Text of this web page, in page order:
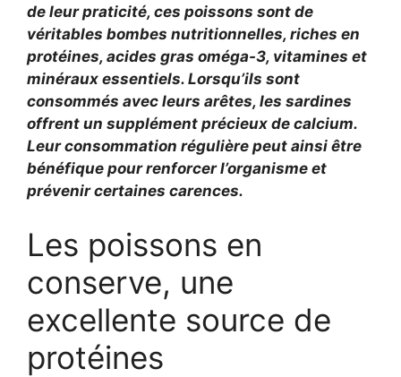
de leur praticité, ces poissons sont de
véritables bombes nutritionnelles, riches en
protéines, acides gras oméga-3, vitamines et
minéraux essentiels. Lorsqu’ils sont
consommés avec leurs arêtes, les sardines
offrent un supplément précieux de calcium.
Leur consommation régulière peut ainsi être
bénéfique pour renforcer l’organisme et
prévenir certaines carences.
Les poissons en
conserve, une
excellente source de
protéines